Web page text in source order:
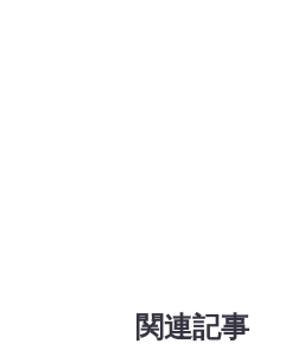
関連記事